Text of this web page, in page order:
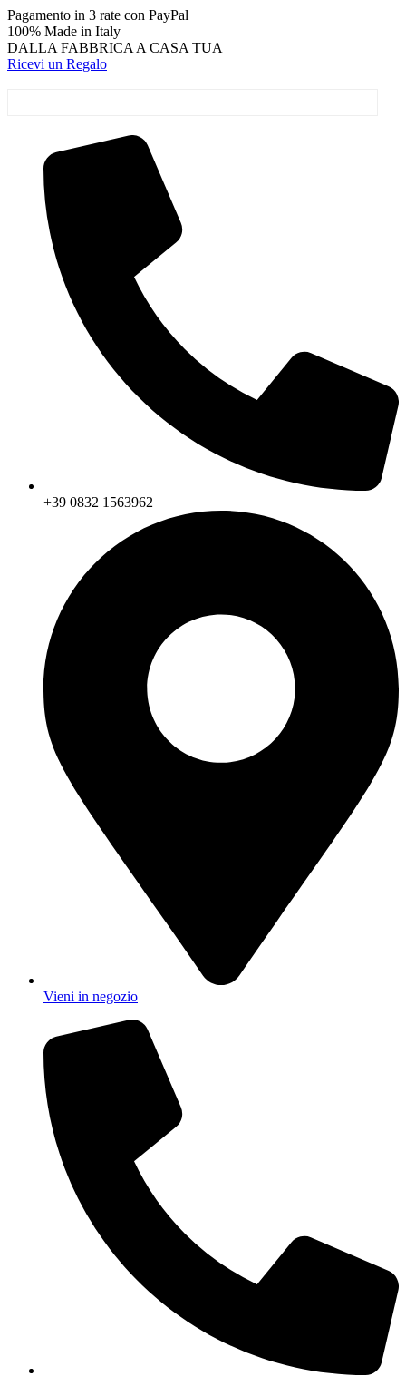
Vai
al
contenuto
Pagamento in 3 rate con PayPal
100% Made in Italy
DALLA FABBRICA A CASA TUA
Ricevi un Regalo
+39 0832 1563962
Vieni in negozio